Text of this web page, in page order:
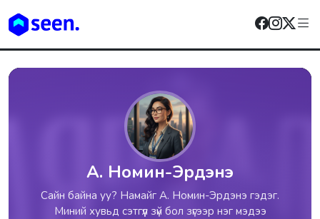
А. Номин-Эрдэнэ
Сайн байна уу? Намайг А. Номин-Эрдэнэ гэдэг.
Миний хувьд сэтгүүл зүй бол зүгээр нэг мэдээ